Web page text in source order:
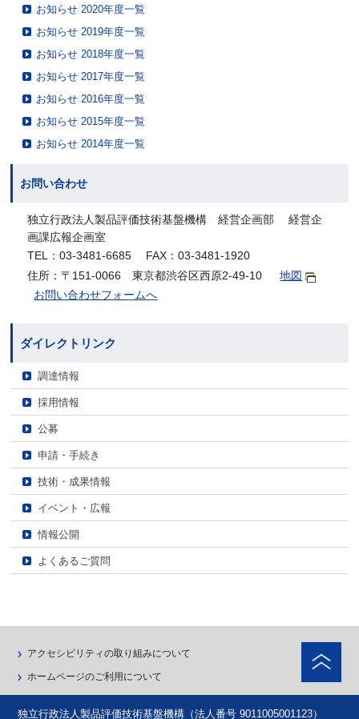
お知らせ 2020年度一覧
お知らせ 2019年度一覧
お知らせ 2018年度一覧
お知らせ 2017年度一覧
お知らせ 2016年度一覧
お知らせ 2015年度一覧
お知らせ 2014年度一覧
お問い合わせ
独立行政法人製品評価技術基盤機構 経営企画部 経営企
画課広報企画室
TEL：03-3481-6685 FAX：03-3481-1920
住所：〒151-0066 東京都渋谷区西原2-49-10
地図
お問い合わせフォームへ
ダイレクトリンク
調達情報
採用情報
公募
申請・手続き
技術・成果情報
イベント・広報
情報公開
よくあるご質問
アクセシビリティの取り組みについて
ホームページのご利用について
独立行政法人製品評価技術基盤機構（法人番号 9011005001123）